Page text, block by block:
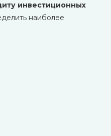
инвестиционных
наиболее